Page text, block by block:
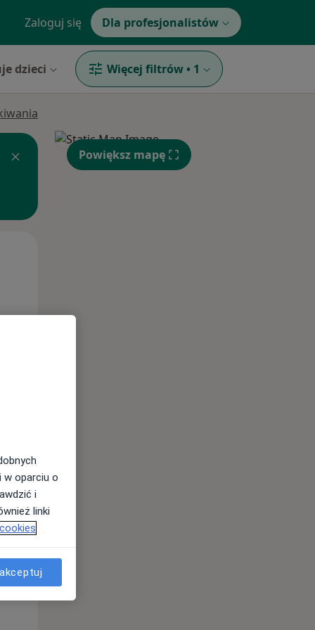
Zaloguj się Dla profesjonalistów
dzieci Więcej filtrów • 1
Pon,
10 Sie
Powiększ mapę
w oparciu o
i
linki